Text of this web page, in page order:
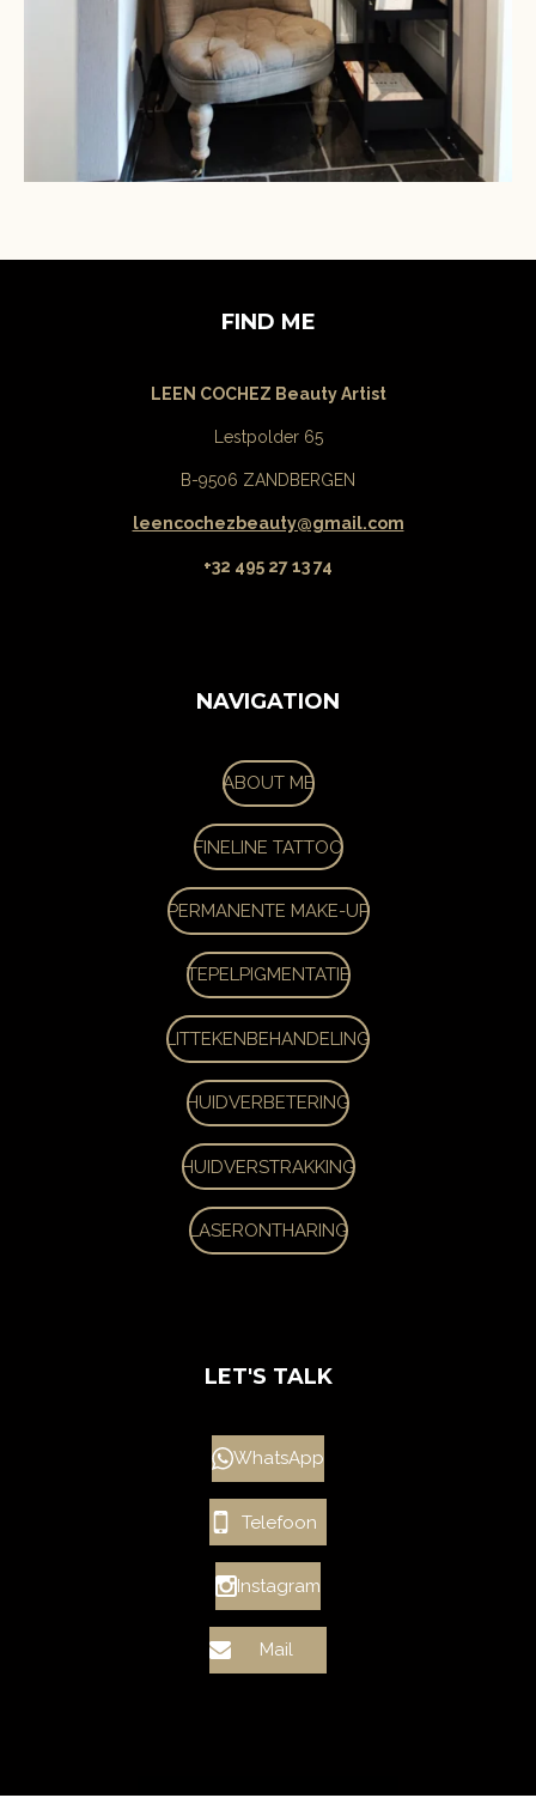
FIND ME
LEEN COCHEZ Beauty Artist
Lestpolder 65
B-9506 ZANDBERGEN
leencochezbeauty@gmail.com
+32 495 27 13 74
NAVIGATION
ABOUT ME
FINELINE TATTOO
PERMANENTE MAKE-UP
TEPELPIGMENTATIE
LITTEKENBEHANDELING
HUIDVERBETERING
HUIDVERSTRAKKING
LASERONTHARING
LET'S TALK
WhatsApp
Telefoon
Instagram
Mail